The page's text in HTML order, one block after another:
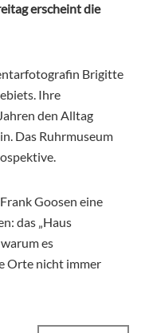
erscheint die
Brigitte
Ihre
den Alltag
Das Ruhrmuseum
Goosen eine
das „Haus
es
Orte nicht immer